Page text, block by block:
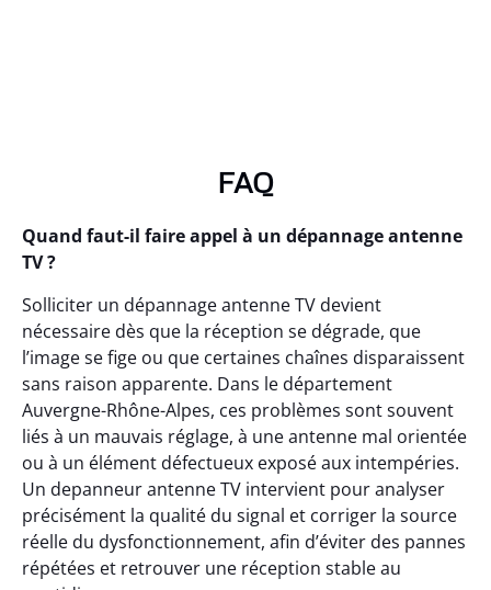
FAQ
Quand faut-il faire appel à un dépannage antenne
TV ?
Solliciter un dépannage antenne TV devient
nécessaire dès que la réception se dégrade, que
l’image se fige ou que certaines chaînes disparaissent
sans raison apparente. Dans le département
Auvergne-Rhône-Alpes, ces problèmes sont souvent
liés à un mauvais réglage, à une antenne mal orientée
ou à un élément défectueux exposé aux intempéries.
Un depanneur antenne TV intervient pour analyser
précisément la qualité du signal et corriger la source
réelle du dysfonctionnement, afin d’éviter des pannes
répétées et retrouver une réception stable au